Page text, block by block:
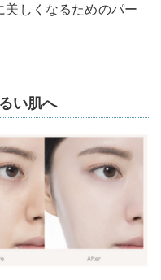
しくなるためのパー
い肌へ